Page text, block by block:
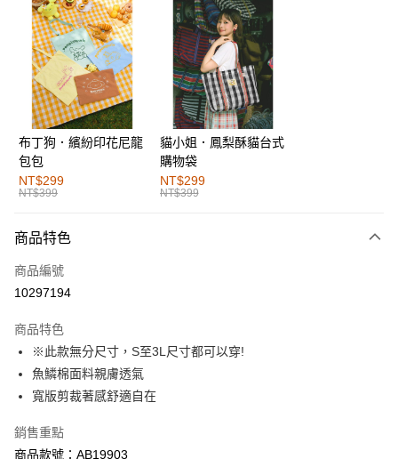
超商取貨付款
LINE Pay
街口支付
運送方式
全家取貨付款
每筆NT$60，滿NT$1,000(含以上)免運費
付款後全家取貨
萊爾富取貨付款
付款後萊爾富取貨
每筆NT$60，滿NT$1,000(含以上)免運費
7-11取貨付款
每筆NT$60，滿NT$1,000(含以上)免運費
布丁狗．繽紛印花尼龍
包包
NT$299
NT$399
貓小姐．鳳梨酥貓台式
購物袋
NT$299
NT$399
商品特色
商品編號
10297194
商品特色
※此款無分尺寸，S至3L尺寸都可以穿!
魚鱗棉面料親膚透氣
寬版剪裁著感舒適自在
銷售重點
商品款號：AB19903